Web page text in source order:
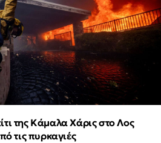
της Κάμαλα Χάρις στο Λος
τις πυρκαγιές